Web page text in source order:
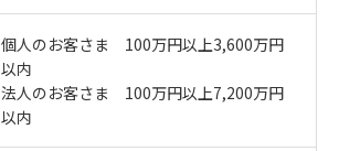
個人のお客さま 100万円以上3,600万円
以内
法人のお客さま 100万円以上7,200万円
以内